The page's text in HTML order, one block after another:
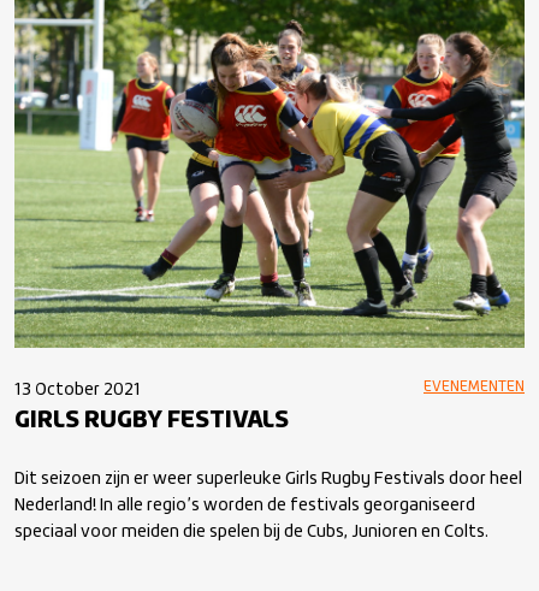
13 October 2021 EVENEMENTEN
GIRLS RUGBY FESTIVALS
Dit seizoen zijn er weer superleuke Girls Rugby Festivals door heel
Nederland! In alle regio’s worden de festivals georganiseerd
speciaal voor meiden die spelen bij de Cubs, Junioren en Colts.